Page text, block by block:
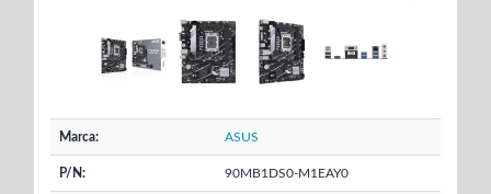
Marca: ASUS
P/N: 90MB1DS0-M1EAY0